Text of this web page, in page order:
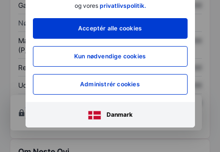
og vores privatlivspolitik.
Acceptér alle cookies
Kun nødvendige cookies
Administrér cookies
Danmark
Gæld XXXXXXX
Nøgletal
Markedsværdi/omsætning
(P/S)
XXXXXXX XXXXXXX
Resultat pr. aktie (EPS) XXXXXXX XXXXXXX
Udbytte pr. aktie XXXXXXX
Opret konto
og analyse værktøjer.